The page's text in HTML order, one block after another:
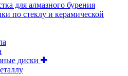
для алмазного бурения
по стеклу и керамической
диски